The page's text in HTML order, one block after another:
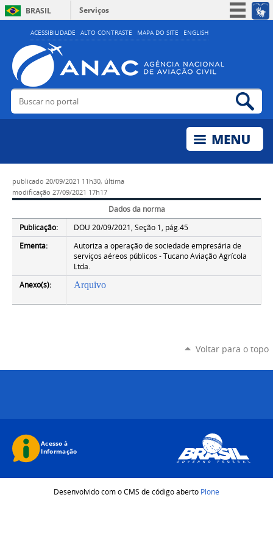
ACESSIBILIDADE ALTO CONTRASTE MAPA DO SITE ENGLISH
BRASIL
Serviços
Simplifique!
Acesso à informação
Legislação
Buscar no portal
publicado 20/09/2021 11h30, última
modificação 27/09/2021 17h17
Dados da norma
Publicação:
DOU 20/09/2021, Seção 1, pág.45
Ementa:
Autoriza a operação de sociedade empresária de
serviços aéreos públicos - Tucano Aviação Agrícola
Ltda.
Anexo(s):
Arquivo
Voltar para o topo
Desenvolvido com o CMS de código aberto Plone